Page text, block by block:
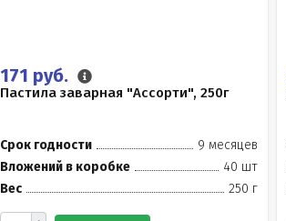
171 руб.
Пастила заварная "Ассорти", 250г
Срок годности
9 месяцев
Вложений в коробке
40 шт
Вес
250 г